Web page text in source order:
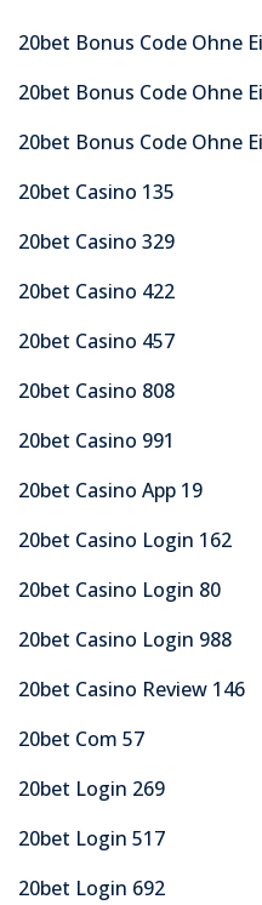
20bet Bonus Code Ohne
20bet Bonus Code Ohne
20bet Bonus Code Ohne
20bet Casino 135
20bet Casino 329
20bet Casino 422
20bet Casino 457
20bet Casino 808
20bet Casino 991
20bet Casino App 19
20bet Casino Login 162
20bet Casino Login 80
20bet Casino Login 988
20bet Casino Review 146
20bet Com 57
20bet Login 269
20bet Login 517
20bet Login 692